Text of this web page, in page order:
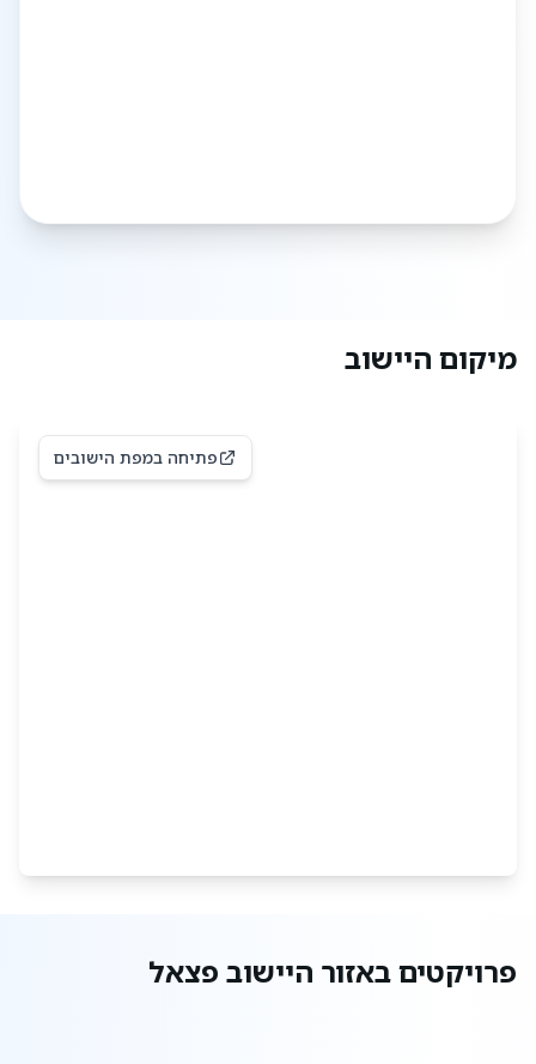
מיקום היישוב
פתיחה במפת הישובים
פרויקטים באזור היישוב פצאל